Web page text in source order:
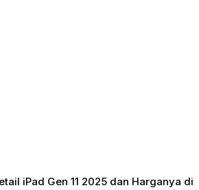
iPad Gen 11 2025 dan Harganya di